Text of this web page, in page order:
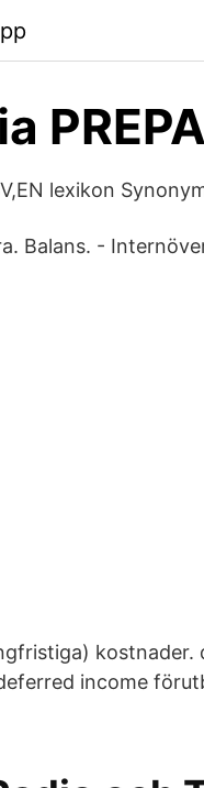
lexikon
Balans. -
kostnader.
income